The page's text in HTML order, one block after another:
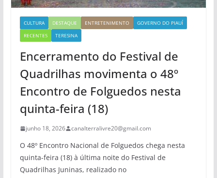
CULTURA DESTAQUE ENTRETENIMENTO
GOVERNO DO PIAUÍ
RECENTES
TERESINA
Encerramento do Festival de
Quadrilhas movimenta o 48º
Encontro de Folguedos nesta
quinta-feira (18)
junho 18, 2026 canalterralivre20@gmail.com
O 48º Encontro Nacional de Folguedos chega nesta
quinta-feira (18) à última noite do Festival de
Quadrilhas Juninas, realizado no